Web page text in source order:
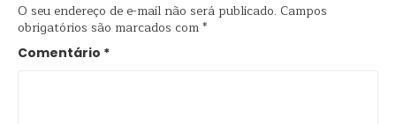
O seu endereço de e-mail não será publicado. Campos
obrigatórios são marcados com*
Comentário *